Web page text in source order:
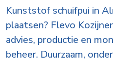
Kunststof schuifpui in
plaatsen? Flevo
advies, productie en
beheer. Duurzaam,